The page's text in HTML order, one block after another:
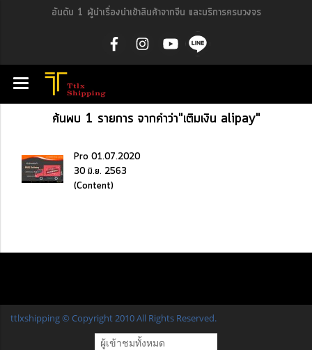
อันดับ 1 ผู้นำเรื่องนำเข้าสินค้าจากจีน และบริการครบวงจร
ค้นพบ 1 รายการ จากคำว่า"เติมเงิน alipay"
Pro 01.07.2020
30 มิ.ย. 2563
(Content)
ttlxshipping © Copyright 2010 All Rights Reserved.
ผู้เข้าชมทั้งหมด